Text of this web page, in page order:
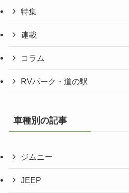
特集
連載
コラム
RVパーク・道の駅
車種別の記事
ジムニー
JEEP